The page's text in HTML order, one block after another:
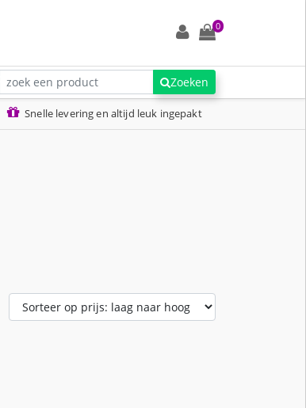
0
Zoeken
Snelle levering en altijd leuk ingepakt